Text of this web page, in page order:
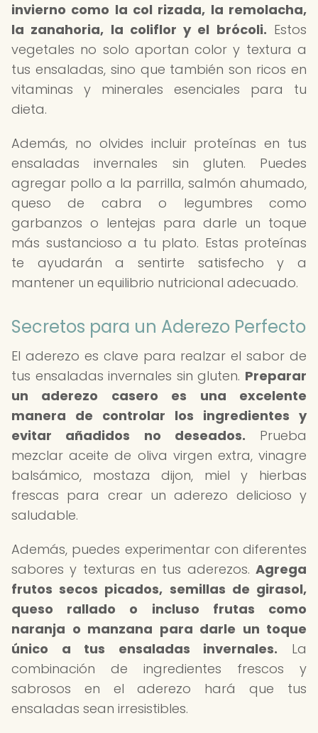
invierno como la col rizada, la remolacha,
la zanahoria, la coliflor y el brócoli. Estos
vegetales no solo aportan color y textura a
tus ensaladas, sino que también son ricos en
vitaminas y minerales esenciales para tu
dieta.
Además, no olvides incluir proteínas en tus
ensaladas invernales sin gluten. Puedes
agregar pollo a la parrilla, salmón ahumado,
queso de cabra o legumbres como
garbanzos o lentejas para darle un toque
más sustancioso a tu plato. Estas proteínas
te ayudarán a sentirte satisfecho y a
mantener un equilibrio nutricional adecuado.
Secretos para un Aderezo Perfecto
El aderezo es clave para realzar el sabor de
tus ensaladas invernales sin gluten. Preparar
un aderezo casero es una excelente
manera de controlar los ingredientes y
evitar añadidos no deseados. Prueba
mezclar aceite de oliva virgen extra, vinagre
balsámico, mostaza dijon, miel y hierbas
frescas para crear un aderezo delicioso y
saludable.
Además, puedes experimentar con diferentes
sabores y texturas en tus aderezos. Agrega
frutos secos picados, semillas de girasol,
queso rallado o incluso frutas como
naranja o manzana para darle un toque
único a tus ensaladas invernales. La
combinación de ingredientes frescos y
sabrosos en el aderezo hará que tus
ensaladas sean irresistibles.